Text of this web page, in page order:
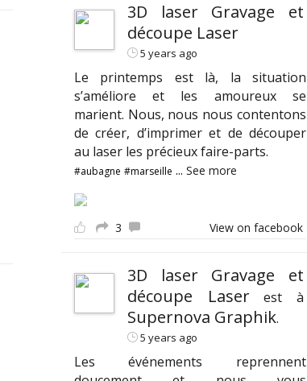
3D laser Gravage et
découpe Laser
5 years ago
Le printemps est là, la situation
s’améliore et les amoureux se
marient. Nous, nous nous contentons
de créer, d’imprimer et de découper
au laser les précieux faire-parts.
#aubagne #marseille ... See more
3 View on facebook
3D laser Gravage et
découpe Laserest à
Supernova Graphik.
5 years ago
Les événements reprennent